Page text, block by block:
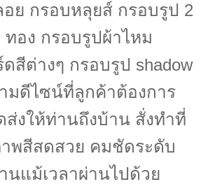
ย กรอบหลุยส์ กรอบรูป 2
อง กรอบรูปผ้าไหม
สีต่างๆ กรอบรูป shadow
มดีไซน์ที่ลูกค้าต้องการ
ส่งให้ท่านถึงบ้าน สั่งทำที่
าพสีสดสวย คมชัดระดับ
แม้เวลาผ่านไปด้วย